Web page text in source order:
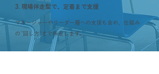
3. 現場伴走型で、定着まで支援
マネージャーやリーダー層への支援も含め、仕組み
の“回し方”まで伴走します。